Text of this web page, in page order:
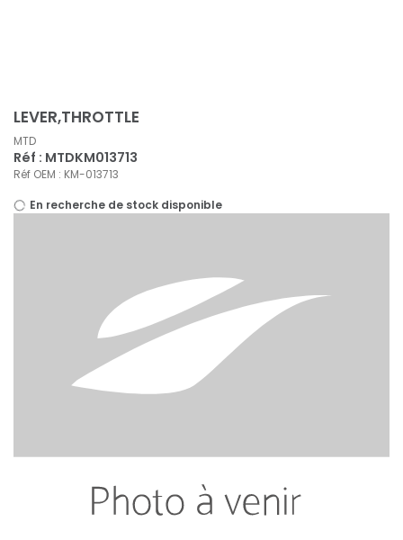
LEVER,THROTTLE
MTD
Réf : MTDKM013713
Réf OEM : KM-013713
En recherche de stock disponible